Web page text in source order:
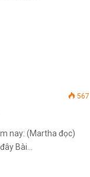
567
nay: (Martha đọc)
Bài…